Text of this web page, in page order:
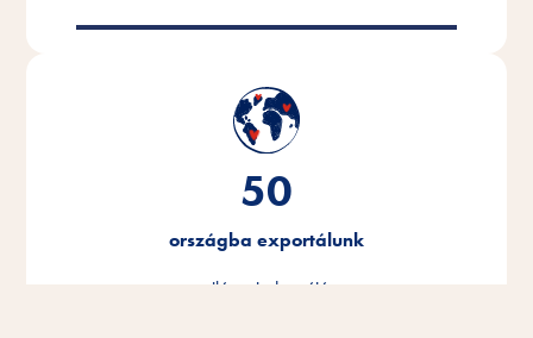
50
országba exportálunk
a világ minden tájára.